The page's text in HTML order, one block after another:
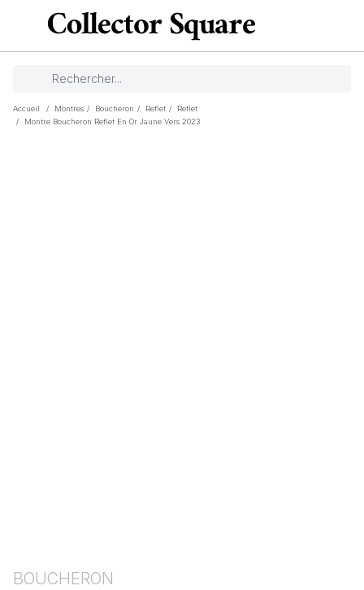
Accueil / Montres / Boucheron / Reflet /
Reflet
/
Montre Boucheron Reflet En Or Jaune Vers 2023
BOUCHERON